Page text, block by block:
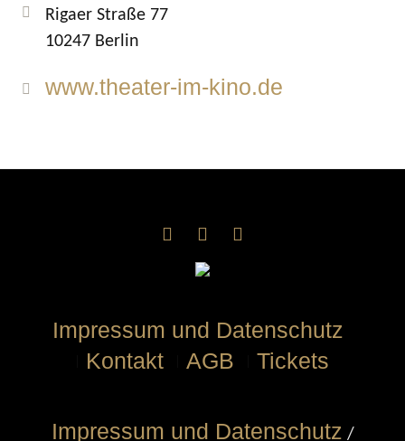
Rigaer Straße 77
10247 Berlin
www.theater-im-kino.de
Impressum und Datenschutz
Kontakt
AGB Tickets
Impressum und Datenschutz /